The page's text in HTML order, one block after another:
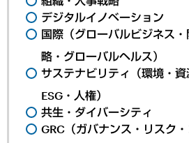
デジタルイノベーション
国際（グローバルビジネス
略・グローバルヘルス）
サステナビリティ（環境・資
ESG・人権）
共生・ダイバーシティ
GRC（ガバナンス・リスク